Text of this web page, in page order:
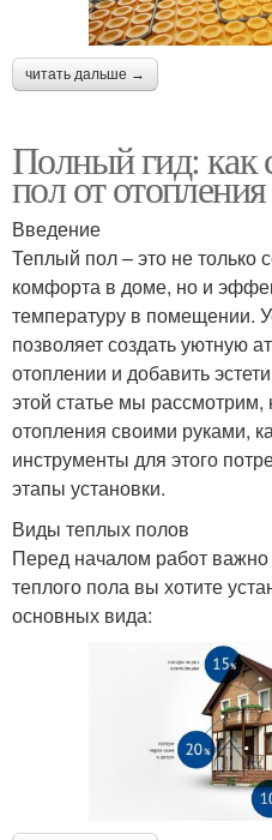
читать дальше →
Полный гид: как
пол от
Введение
Теплый пол – это не
комфорта в доме, но и
температуру в помещении.
позволяет создать уютную
отоплении и добавить
этой статье мы рассмотрим,
отопления своими руками,
инструменты для этого
этапы установки.
Виды теплых полов
Перед началом работ важно
теплого пола вы хотите
основных вида: